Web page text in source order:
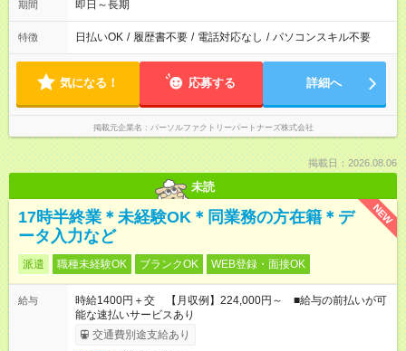
期間 即日～長期
特徴 日払いOK / 履歴書不要 / 電話対応なし / パソコンスキル不要
気になる！ 応募する 詳細へ
掲載元企業名 パーソルファクトリーパートナーズ株式会社
掲載日：2026.08.06
未読
NEW
17時半終業＊未経験OK＊同業務の方在籍＊デ
ータ入力など
派遣 職種未経験OK ブランクOK WEB登録・面接OK
給与
時給1400円＋交 【月収例】224,000円～ ■給与の前払いが可
能な速払いサービスあり
交通費別途支給あり